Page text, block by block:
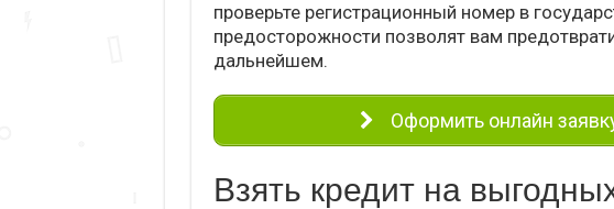
проверьте регистрационный номер в
предосторожности позволят вам
дальнейшем.
Оформить онлайн
Взять кредит на